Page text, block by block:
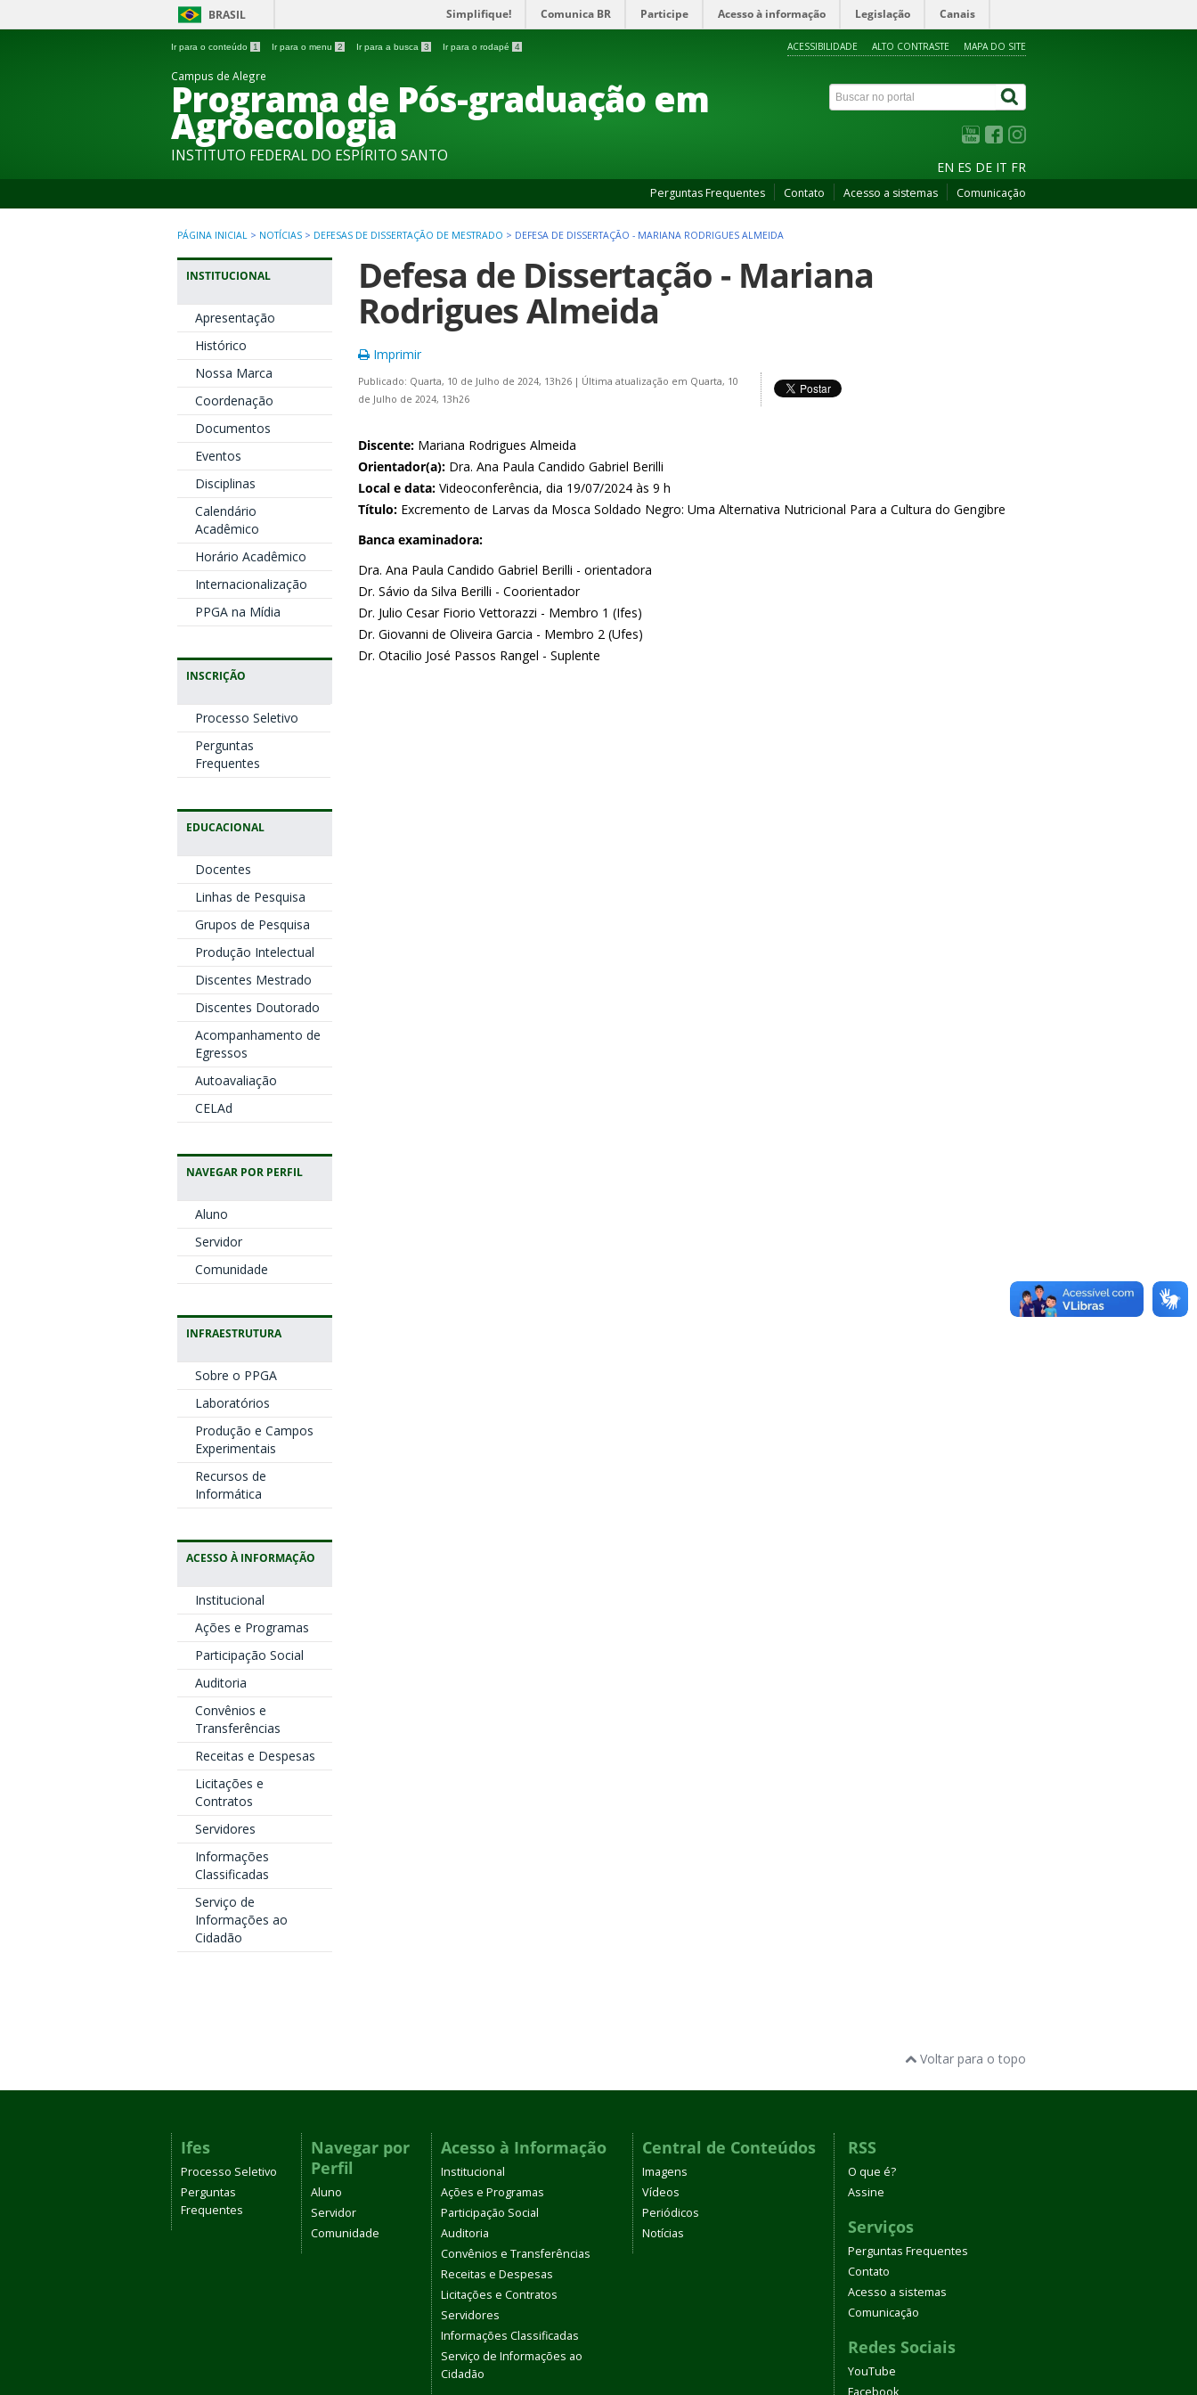
BRASIL Simplifique! Comunica BR Participe Acesso à informação Legislação Canais
Ir para o conteúdo 1 Ir para o menu 2 Ir para a busca 3 Ir para o rodapé 4 ACESSIBILIDADE ALTO CONTRASTE MAPA DO SITE
Campus de Alegre
Programa de Pós-graduação em
Agroecologia
INSTITUTO FEDERAL DO ESPÍRITO SANTO
EN ES DE IT FR
Perguntas Frequentes Contato Acesso a sistemas Comunicação
PÁGINA INICIAL > NOTÍCIAS > DEFESAS DE DISSERTAÇÃO DE MESTRADO > DEFESA DE DISSERTAÇÃO - MARIANA RODRIGUES ALMEIDA
INSTITUCIONAL
Apresentação
Histórico
Nossa Marca
Coordenação
Documentos
Eventos
Disciplinas
Calendário
Acadêmico
Horário Acadêmico
Internacionalização
PPGA na Mídia
INSCRIÇÃO
Processo Seletivo
Perguntas
Frequentes
EDUCACIONAL
Docentes
Linhas de Pesquisa
Grupos de Pesquisa
Produção Intelectual
Discentes Mestrado
Discentes Doutorado
Acompanhamento de
Egressos
Autoavaliação
CELAd
NAVEGAR POR PERFIL
Aluno
Servidor
Comunidade
INFRAESTRUTURA
Sobre o PPGA
Laboratórios
Produção e Campos
Experimentais
Recursos de
Informática
ACESSO À INFORMAÇÃO
Institucional
Ações e Programas
Participação Social
Auditoria
Convênios e
Transferências
Receitas e Despesas
Licitações e
Contratos
Servidores
Informações
Classificadas
Serviço de
Informações ao
Cidadão
Defesa de Dissertação - Mariana
Rodrigues Almeida
Imprimir
Publicado: Quarta, 10 de Julho de 2024, 13h26 | Última atualização em Quarta, 10
de Julho de 2024, 13h26
Discente: Mariana Rodrigues Almeida
Orientador(a): Dra. Ana Paula Candido Gabriel Berilli
Local e data: Videoconferência, dia 19/07/2024 às 9 h
Título: Excremento de Larvas da Mosca Soldado Negro: Uma Alternativa Nutricional Para a Cultura do Gengibre
Banca examinadora:
Dra. Ana Paula Candido Gabriel Berilli - orientadora
Dr. Sávio da Silva Berilli - Coorientador
Dr. Julio Cesar Fiorio Vettorazzi - Membro 1 (Ifes)
Dr. Giovanni de Oliveira Garcia - Membro 2 (Ufes)
Dr. Otacilio José Passos Rangel - Suplente
Voltar para o topo
Ifes
Processo Seletivo
Perguntas
Frequentes
Navegar por
Perfil
Aluno
Servidor
Comunidade
Acesso à Informação
Institucional
Ações e Programas
Participação Social
Auditoria
Convênios e Transferências
Receitas e Despesas
Licitações e Contratos
Servidores
Informações Classificadas
Serviço de Informações ao
Cidadão
Central de Conteúdos
Imagens
Vídeos
Periódicos
Notícias
RSS
O que é?
Assine
Serviços
Perguntas Frequentes
Contato
Acesso a sistemas
Comunicação
Redes Sociais
YouTube
Facebook